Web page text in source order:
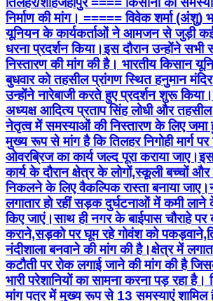
निर्माण की मांग। ===== विवेक शर्मा (अंशु)
यूनियन के कार्यकर्ताओं ने आमजन से जुड़ी
धरना प्रदर्शन किया।इस दौरान उन्होंने
निस्तारण की मांग की है। भारतीय किसान
बुधवार को तहसील प्रांगण स्थित हनुमान
उन्होंने नारेबाजी करते हुए प्रदर्शन शुरू
अध्यक्ष आदित्य प्रताप सिंह लोधी और
नेतृत्व में समस्याओं की निस्तारण के लिए जमा
मुख्य रूप से मांग है कि तिलहर निगोही मार्ग पर
ओवरब्रिज का कार्य जल्द पूरा कराया
कार्य के दौरान क्षेत्र के लोगों,स्कूली बच्चों
निकलने के लिए वैकल्पिक रास्ता बनाया
लगातार हो रहीं सड़क दुर्घटनाओं में कमी
किए जाएं।साथ ही नगर के बाईपास चौराहे पर
कराने,सड़को पर घूम रहे गोवंश को
नंदीशाला बनवाने की मांग की है।क्षेत्र में
कटौती पर रोक लगाई जाने की मांग की है
भारी परेशानियों का सामना करना पड़ रहा
मांग पत्र में मुख्य रूप से 13 समस्याएं शामिल